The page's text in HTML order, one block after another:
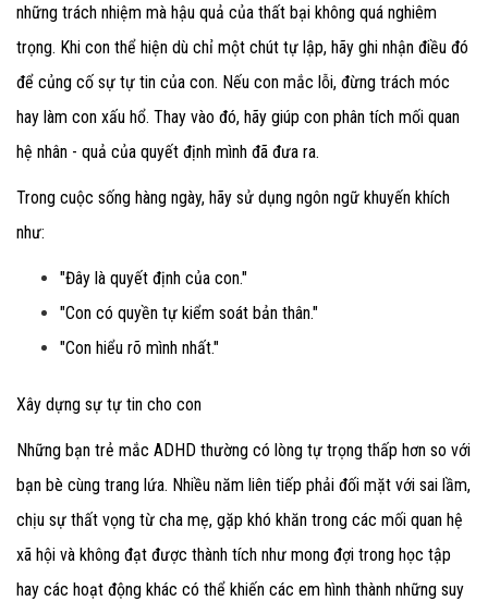
những trách nhiệm mà hậu quả của thất bại không quá nghiêm
trọng. Khi con thể hiện dù chỉ một chút tự lập, hãy ghi nhận điều đó
để củng cố sự tự tin của con. Nếu con mắc lỗi, đừng trách móc
hay làm con xấu hổ. Thay vào đó, hãy giúp con phân tích mối quan
hệ nhân - quả của quyết định mình đã đưa ra.
Trong cuộc sống hàng ngày, hãy sử dụng ngôn ngữ khuyến khích
như:
"Đây là quyết định của con."
"Con có quyền tự kiểm soát bản thân."
"Con hiểu rõ mình nhất."
Xây dựng sự tự tin cho con
Những bạn trẻ mắc ADHD thường có lòng tự trọng thấp hơn so với
bạn bè cùng trang lứa. Nhiều năm liên tiếp phải đối mặt với sai lầm,
chịu sự thất vọng từ cha mẹ, gặp khó khăn trong các mối quan hệ
xã hội và không đạt được thành tích như mong đợi trong học tập
hay các hoạt động khác có thể khiến các em hình thành những suy